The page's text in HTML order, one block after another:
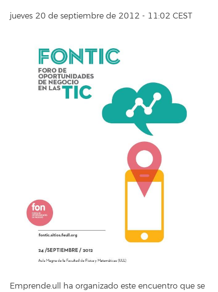
jueves 20 de septiembre de 2012 - 11:02 CEST
Emprende.ull ha organizado este encuentro que se